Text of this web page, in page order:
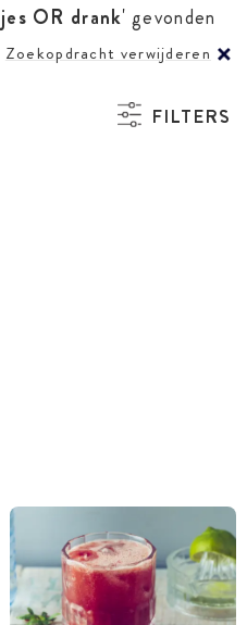
OR drank' gevonden
Zoekopdracht verwijderen
FILTERS